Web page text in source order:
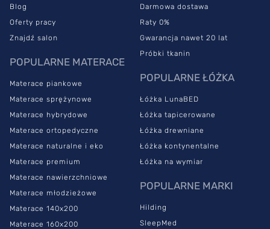
Blog
Oferty pracy
Znajdź salon
POPULARNE MATERACE
Materace piankowe
Materace sprężynowe
Materace hybrydowe
Materace ortopedyczne
Materace naturalne i eko
Materace premium
Materace nawierzchniowe
Materace młodzieżowe
Materace 140x200
Materace 160x200
Darmowa dostawa
Raty 0%
Gwarancja nawet 20 lat
Próbki tkanin
POPULARNE ŁÓŻKA
Łóżka LunaBED
Łóżka tapicerowane
Łóżka drewniane
Łóżka kontynentalne
Łóżka na wymiar
POPULARNE MARKI
Hilding
SleepMed